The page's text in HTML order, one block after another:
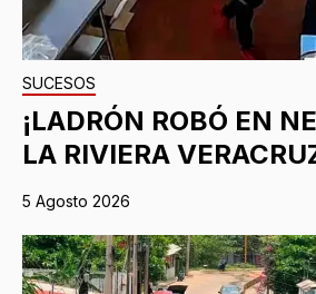
SUCESOS
¡LADRÓN ROBÓ EN
LA RIVIERA
5 Agosto 2026